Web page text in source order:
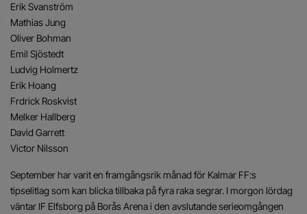
Erik Svanström
Mathias Jung
Oliver Bohman
Emil Sjöstedt
Ludvig Holmertz
Erik Hoang
Frdrick Roskvist
Melker Hallberg
David Garrett
Victor Nilsson
September har varit en framgångsrik månad för Kalmar FF:s
tipselitlag som kan blicka tillbaka på fyra raka segrar. I morgon lördag
väntar IF Elfsborg på Borås Arena i den avslutande serieomgången